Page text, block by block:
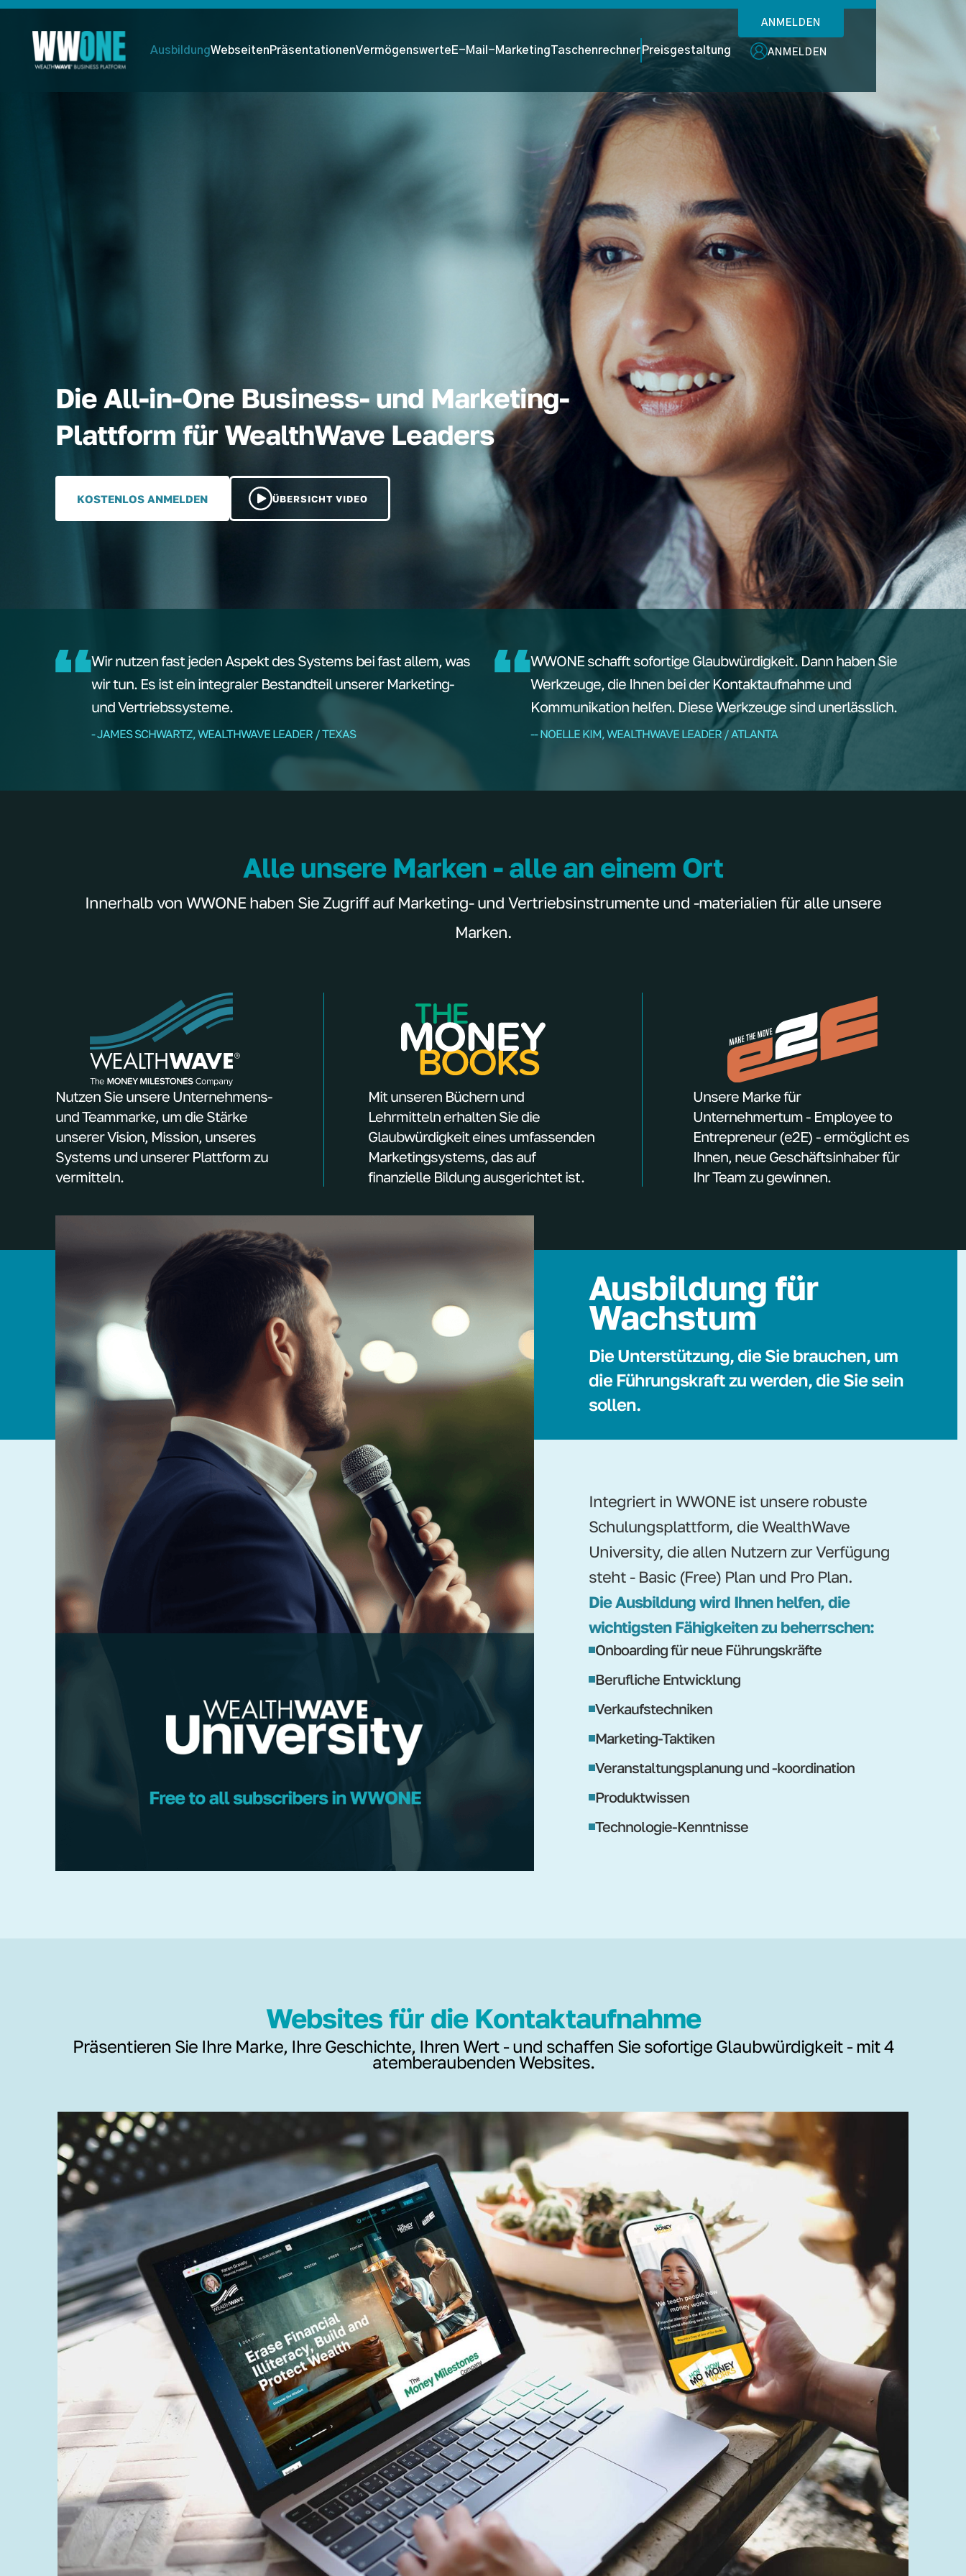
AusbildungWebseitenPräsentationenVermögenswerteE-Mail-MarketingTaschenrechner Preisgestaltung
ANMELDEN
ANMELDEN
Die All-in-One Business- und Marketing-
Plattform für WealthWave Leaders
KOSTENLOS ANMELDEN ÜBERSICHT VIDEO
Wir nutzen fast jeden Aspekt des Systems bei fast allem, was
wir tun. Es ist ein integraler Bestandteil unserer Marketing-
und Vertriebssysteme.
- JAMES SCHWARTZ, WEALTHWAVE LEADER / TEXAS
WWONE schafft sofortige Glaubwürdigkeit. Dann haben Sie
Werkzeuge, die Ihnen bei der Kontaktaufnahme und
Kommunikation helfen. Diese Werkzeuge sind unerlässlich.
-- NOELLE KIM, WEALTHWAVE LEADER / ATLANTA
Alle unsere Marken - alle an einem Ort
Innerhalb von WWONE haben Sie Zugriff auf Marketing- und Vertriebsinstrumente und -materialien für alle unsere
Marken.
Nutzen Sie unsere Unternehmens-
und Teammarke, um die Stärke
unserer Vision, Mission, unseres
Systems und unserer Plattform zu
vermitteln.
Mit unseren Büchern und
Lehrmitteln erhalten Sie die
Glaubwürdigkeit eines umfassenden
Marketingsystems, das auf
finanzielle Bildung ausgerichtet ist.
Unsere Marke für
Unternehmertum - Employee to
Entrepreneur (e2E) - ermöglicht es
Ihnen, neue Geschäftsinhaber für
Ihr Team zu gewinnen.
Ausbildung für
Wachstum
Die Unterstützung, die Sie brauchen, um
die Führungskraft zu werden, die Sie sein
sollen.
Integriert in WWONE ist unsere robuste
Schulungsplattform, die WealthWave
University, die allen Nutzern zur Verfügung
steht - Basic (Free) Plan und Pro Plan.
Die Ausbildung wird Ihnen helfen, die
wichtigsten Fähigkeiten zu beherrschen:
Onboarding für neue Führungskräfte
Berufliche Entwicklung
Verkaufstechniken
Marketing-Taktiken
Veranstaltungsplanung und -koordination
Produktwissen
Technologie-Kenntnisse
Websites für die Kontaktaufnahme
Präsentieren Sie Ihre Marke, Ihre Geschichte, Ihren Wert - und schaffen Sie sofortige Glaubwürdigkeit - mit 4
atemberaubenden Websites.